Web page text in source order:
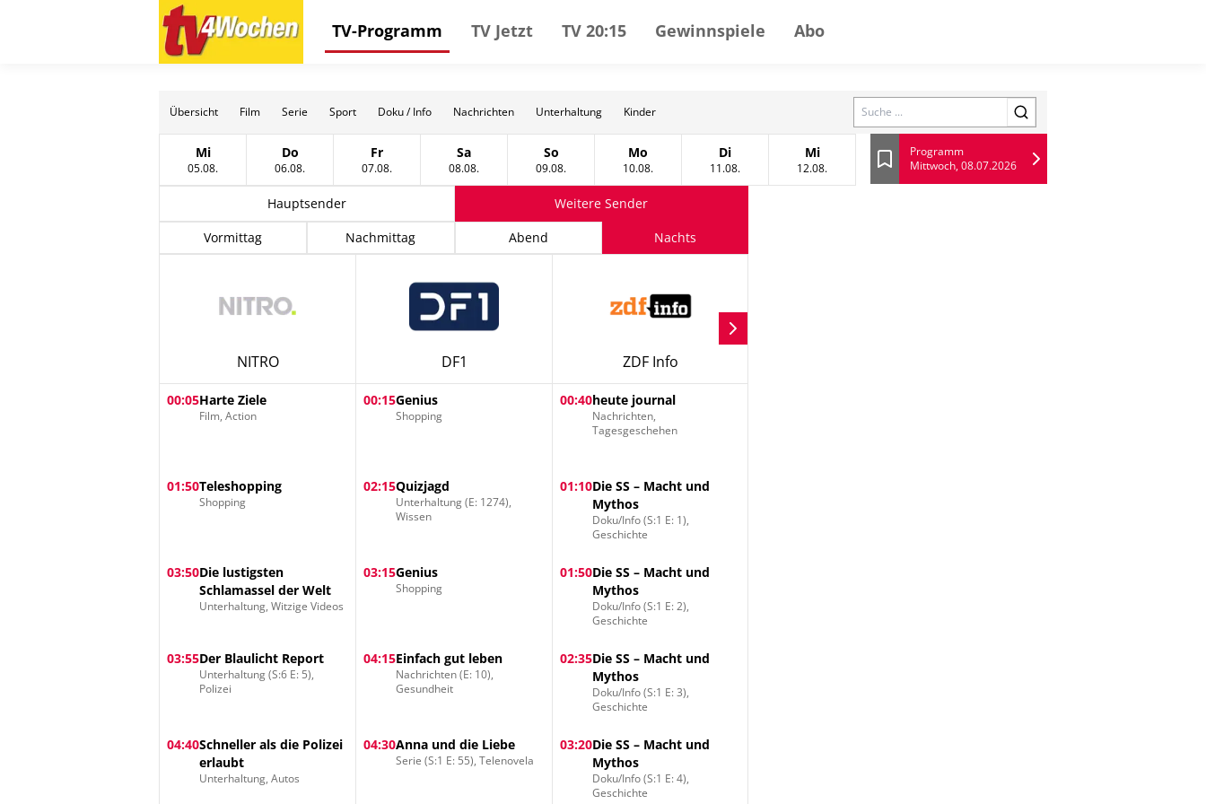
TV-Programm TV Jetzt TV 20:15 Gewinnspiele Abo
Übersicht Film Serie Sport Doku / Info Nachrichten Unterhaltung Kinder Search
Mittwoch, 05 August
Mi
05.08. Donnerstag, 06 August
Do
06.08. Freitag, 07 August
Fr
07.08. Samstag, 08 August
Sa
08.08. Sonntag, 09 August
So
09.08. Montag, 10 August
Mo
10.08. Dienstag, 11 August
Di
11.08. Mittwoch, 12 August
Mi
12.08. Lesezeichen
Programm
Mittwoch, 08.07.2026
Hauptsender
Weitere Sender
Vormittag
Nachmittag Abend Nachts
NITRO
00:05Harte Ziele
Film, Action
01:50Teleshopping
Shopping
03:50Die lustigsten
Schlamassel der Welt
Unterhaltung, Witzige Videos
03:55Der Blaulicht Report
Unterhaltung (S:6 E: 5),
Polizei
04:40Schneller als die Polizei
erlaubt
Unterhaltung, Autos
DF1
00:15Genius
Shopping
02:15Quizjagd
Unterhaltung (E: 1274),
Wissen
03:15Genius
Shopping
04:15Einfach gut leben
Nachrichten (E: 10),
Gesundheit
04:30Anna und die Liebe
Serie (S:1 E: 55), Telenovela
ZDF Info
00:40heute journal
Nachrichten,
Tagesgeschehen
01:10Die SS – Macht und
Mythos
Doku/Info (S:1 E: 1),
Geschichte
01:50Die SS – Macht und
Mythos
Doku/Info (S:1 E: 2),
Geschichte
02:35Die SS – Macht und
Mythos
Doku/Info (S:1 E: 3),
Geschichte
03:20Die SS – Macht und
Mythos
Doku/Info (S:1 E: 4),
Geschichte